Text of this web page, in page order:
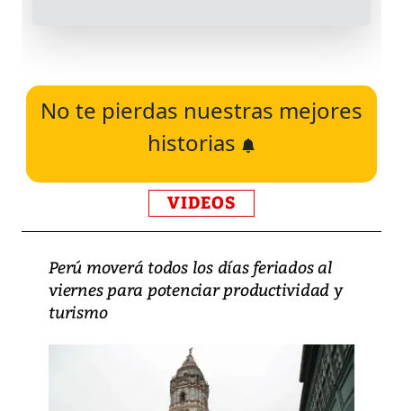
No te pierdas nuestras mejores
historias
VIDEOS
Perú moverá todos los días feriados al
viernes para potenciar productividad y
turismo